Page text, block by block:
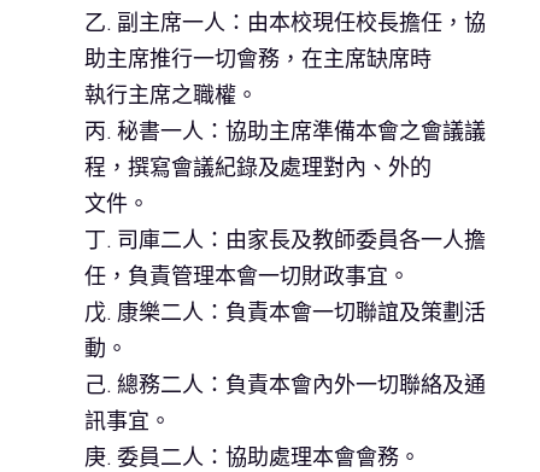
乙. 副主席一人：由本校現任校長擔任，協
助主席推行一切會務，在主席缺席時
執行主席之職權。
丙. 秘書一人：協助主席準備本會之會議議
程，撰寫會議紀錄及處理對內、外的
文件。
丁. 司庫二人：由家長及教師委員各一人擔
任，負責管理本會一切財政事宜。
戊. 康樂二人：負責本會一切聯誼及策劃活
動。
己. 總務二人：負責本會內外一切聯絡及通
訊事宜。
庚. 委員二人：協助處理本會會務。